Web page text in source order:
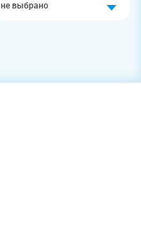
не выбрано